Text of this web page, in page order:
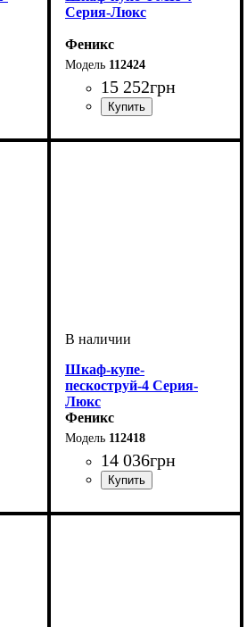
Серия-Люкс
Феникс
112424
15 252грн
Шкаф-купе-
пескоструй-4 Серия-
Люкс
Феникс
112418
14 036грн